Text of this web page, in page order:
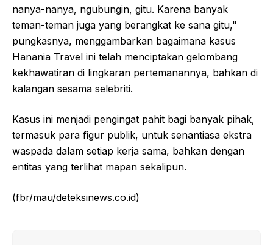
nanya-nanya, ngubungin, gitu. Karena banyak
teman-teman juga yang berangkat ke sana gitu,"
pungkasnya, menggambarkan bagaimana kasus
Hanania Travel ini telah menciptakan gelombang
kekhawatiran di lingkaran pertemanannya, bahkan di
kalangan sesama selebriti.
Kasus ini menjadi pengingat pahit bagi banyak pihak,
termasuk para figur publik, untuk senantiasa ekstra
waspada dalam setiap kerja sama, bahkan dengan
entitas yang terlihat mapan sekalipun.
(fbr/mau/deteksinews.co.id)